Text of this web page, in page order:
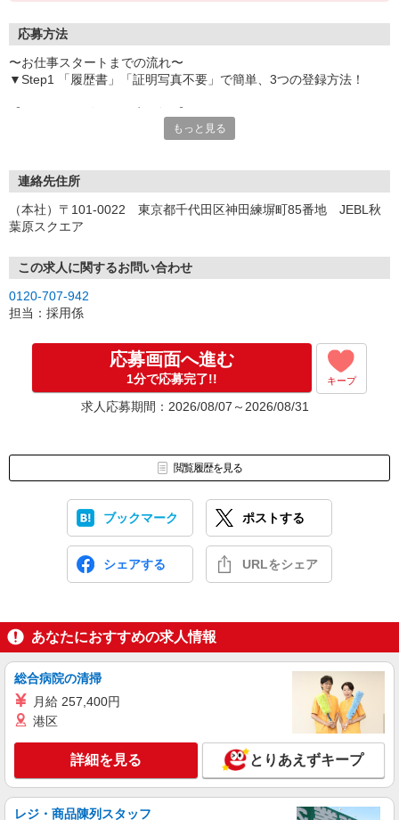
応募方法
〜お仕事スタートまでの流れ〜
▼Step1 「履歴書」「証明写真不要」で簡単、3つの登録方法！
いつでも好きな時間に登録OK
受付時間/平日9:00〜19:00
【来場登録（目安1時間30分）】
▼Step2 全国にあるお仕事の中から、あなたにピッタリのお仕事を
ご案内
▼Step3 就業前に職場見学で気になる事はしっかりチェック！
応募⇒最短で2日後からの勤務も可能です！
もっと見る
連絡先住所
（本社）〒101-0022 東京都千代田区神田練塀町85番地 JEBL秋
葉原スクエア
この求人に関するお問い合わせ
0120-707-942
担当：採用係
応募画面へ進む
1分で応募完了!! キープ
求人応募期間：2026/08/07～2026/08/31
閲覧履歴を見る
ブックマーク ポストする
シェアする URLをシェア
あなたにおすすめの求人情報
総合病院の清掃
月給 257,400円
港区
詳細を見る とりあえずキープ
レジ・商品陳列スタッフ